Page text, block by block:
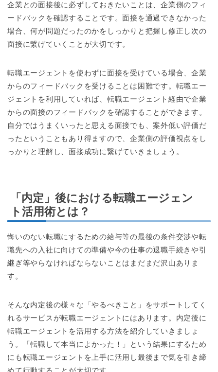
企業との面接後に必ずしておきたいことは、企業側のフィ
ードバックを確認することです。面接を通過できなかった
場合、何が問題だったのかをしっかりと把握し修正し次の
面接に繋げていくことが大切です。
転職エージェントを使わずに面接を受けている場合、企業
からのフィードバックを受けることは困難です。転職エー
ジェントを利用していれば、転職エージェント経由で企業
からの面接のフィードバックを確認することができます。
自分ではうまくいったと思える面接でも、案外低い評価だ
ったということもあり得ますので、企業側の評価視点をし
っかりと理解し、面接成功に繋げていきましょう。
「内定」後における転職エージェン
ト活用術とは？
悔いのない転職にするための給与等の最後の条件交渉や転
職先への入社に向けての準備や今の仕事の退職手続きや引
継ぎ等やらなければならないことはまだまだ沢山ありま
す。
そんな内定後の様々な「やるべきこと」をサポートしてく
れるサービスが転職エージェントにはあります。内定後に
転職エージェントを活用する方法を紹介していきましょ
う。「転職して本当によかった！」という結果にするため
にも転職エージェントを上手に活用し最後まで気を引き締
めて行動することが大切です。